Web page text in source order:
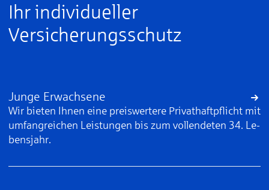
Ihr individueller
Versicherungsschutz
Junge Erwachsene
Wir bieten Ih­nen ei­ne preis­wer­te­re Pri­vat­haft­pflicht mit
um­fang­rei­chen Leis­tun­gen bis zum voll­en­de­ten 34. Le­
bens­jahr.